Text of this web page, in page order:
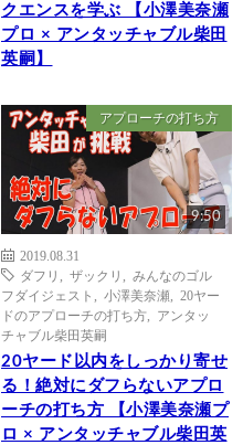
クエンスを学ぶ 【小澤美奈瀬
プロ × アンタッチャブル柴田
英嗣】
アプローチの打ち方
9:50
2019.08.31
ダフリ
ザックリ
みんなのゴル
フダイジェスト
小澤美奈瀬
20ヤー
ドのアプローチの打ち方
アンタッ
チャブル柴田英嗣
20ヤード以内をしっかり寄せ
る！絶対にダフらないアプロ
ーチの打ち方 【小澤美奈瀬プ
ロ × アンタッチャブル柴田英